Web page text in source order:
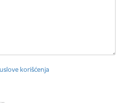
uslove korišćenja